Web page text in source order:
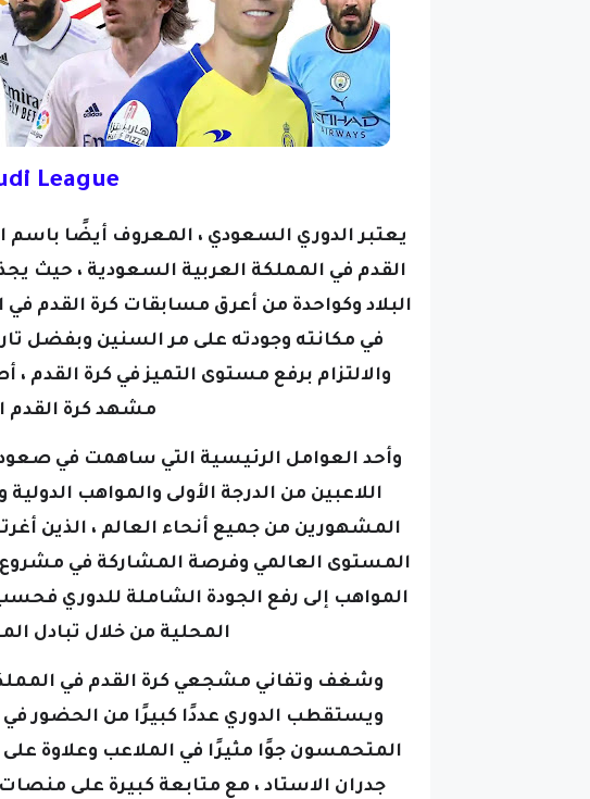
League
يعتبر الدوري السعودي ، المعروف أيضًا باسم
القدم في المملكة العربية السعودية ، حيث
البلاد وكواحدة من أعرق مسابقات كرة القدم
في مكانته وجودته على مر السنين وبفضل
والالتزام برفع مستوى التميز في كرة
مشهد كرة القدم
وأحد العوامل الرئيسية التي ساهمت في
اللاعبين من الدرجة الأولى والمواهب
المشهورين من جميع أنحاء العالم ، الذين
المستوى العالمي وفرصة المشاركة في مشروع
المواهب إلى رفع الجودة الشاملة للدوري
المحلية من خلال تبادل
وشغف وتفاني مشجعي كرة القدم في
ويستقطب الدوري عددًا كبيرًا من الحضور
المتحمسون جوًا مثيرًا في الملاعب وعلاوة على
جدران الاستاد ، مع متابعة كبيرة على